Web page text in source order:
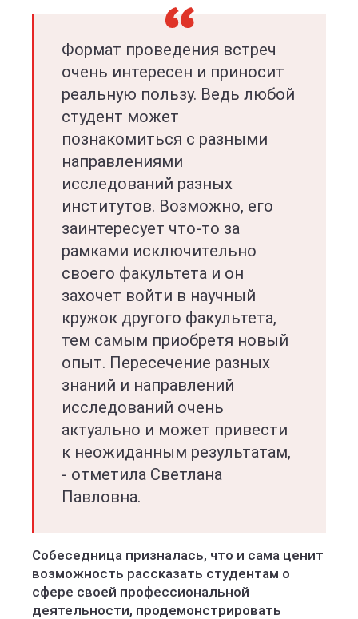
Формат проведения встреч
очень интересен и приносит
реальную пользу. Ведь любой
студент может
познакомиться с разными
направлениями
исследований разных
институтов. Возможно, его
заинтересует что-то за
рамками исключительно
своего факультета и он
захочет войти в научный
кружок другого факультета,
тем самым приобретя новый
опыт. Пересечение разных
знаний и направлений
исследований очень
актуально и может привести
к неожиданным результатам,
- отметила Светлана
Павловна.
Собеседница призналась, что и сама ценит
возможность рассказать студентам о
сфере своей профессиональной
деятельности, продемонстрировать